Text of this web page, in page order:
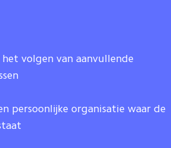
volgen van aanvullende
persoonlijke organisatie waar de